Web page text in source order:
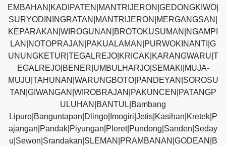
EMBAHAN|KADIPATEN|MANTRIJERON|GEDONGKIWO|
SURYODININGRATAN|MANTRIJERON|MERGANGSAN|
KEPARAKAN|WIROGUNAN|BROTOKUSUMAN|NGAMPI
LAN|NOTOPRAJAN|PAKUALAMAN|PURWOKINANTI|G
UNUNGKETUR|TEGALREJO|KRICAK|KARANGWARU|T
EGALREJO|BENER|UMBULHARJO|SEMAKI|MUJA-
MUJU|TAHUNAN|WARUNGBOTO|PANDEYAN|SOROSU
TAN|GIWANGAN|WIROBRAJAN|PAKUNCEN|PATANGP
ULUHAN|BANTUL|Bambang
Lipuro|Banguntapan|Dlingo|Imogiri|Jetis|Kasihan|Kretek|P
ajangan|Pandak|Piyungan|Pleret|Pundong|Sanden|Seday
u|Sewon|Srandakan|SLEMAN|PRAMBANAN|GODEAN|B